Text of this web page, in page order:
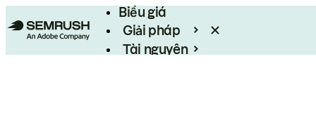
Biểu giá
Giải pháp
Tài nguyên